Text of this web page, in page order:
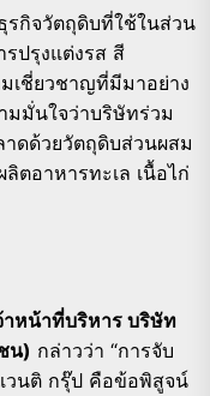
รกิจวัตถุดิบที่ใช้ในส่วน
ปรุงแต่งรส สี
เชี่ยวชาญที่มีมาอย่าง
มมั่นใจว่าบริษัทร่วม
ดด้วยวัตถุดิบส่วนผสม
ตอาหารทะเล เนื้อไก่
าหน้าที่บริหาร บริษัท
น) กล่าวว่า “การจับ
วนติ กรุ๊ป คือข้อพิสูจน์